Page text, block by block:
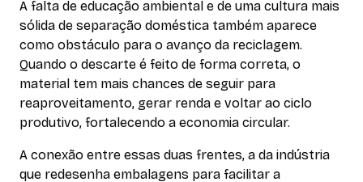
A falta de educação ambiental e de uma cultura mais
sólida de separação doméstica também aparece
como obstáculo para o avanço da reciclagem.
Quando o descarte é feito de forma correta, o
material tem mais chances de seguir para
reaproveitamento, gerar renda e voltar ao ciclo
produtivo, fortalecendo a economia circular.
A conexão entre essas duas frentes, a da indústria
que redesenha embalagens para facilitar a